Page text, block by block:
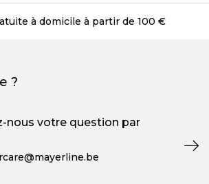
partir de 100 €
?
nous votre question par